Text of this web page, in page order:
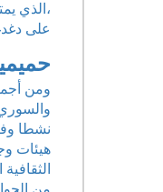
،الذي
على
ومن
نشطا
هيئات